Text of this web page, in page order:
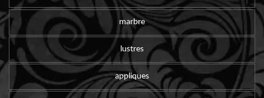
marbre
lustres
appliques